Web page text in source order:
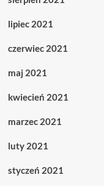
lipiec 2021
czerwiec 2021
maj 2021
kwiecień 2021
marzec 2021
luty 2021
styczeń 2021